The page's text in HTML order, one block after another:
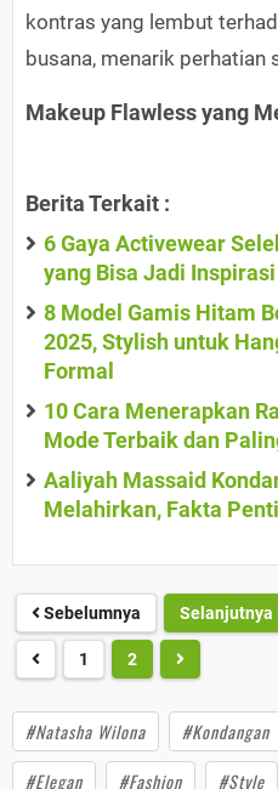
kontras yang lembut
busana, menarik perhatian
Makeup Flawless yang
Berita Terkait :
6 Gaya Activewear
yang Bisa Jadi
8 Model Gamis Hitam
2025, Stylish untuk
Formal
10 Cara Menerapkan
Mode Terbaik dan
Aaliyah Massaid
Melahirkan, Fakta
Sebelumnya Selanjutnya
1 2
#Natasha Wilona #Kondangan
#Elegan
#Fashion #Style